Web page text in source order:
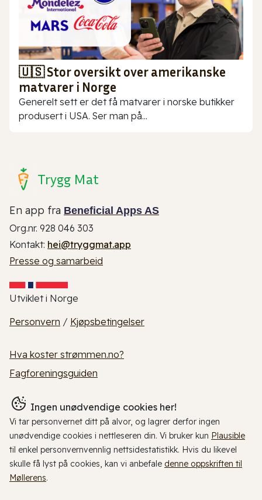
🇺🇸 Stor oversikt over amerikanske
matvarer i Norge
Generelt sett er det få matvarer i norske butikker
produsert i USA. Ser man på...
Trygg Mat
En app fra Beneficial Apps AS
Org.nr. 928 046 303
Kontakt: hei@tryggmat.app
Presse og samarbeid
Utviklet i Norge
Personvern / Kjøpsbetingelser
Hva koster strømmen.no?
Fagforeningsguiden
Ingen unødvendige cookies her!
Vi tar personvernet ditt på alvor, og lagrer derfor ingen
unødvendige cookies i nettleseren din. Vi bruker kun Plausible
til enkel personvernvennlig nettsidestatistikk. Hvis du likevel
skulle få lyst på cookies, kan vi anbefale denne oppskriften til
Møllerens.